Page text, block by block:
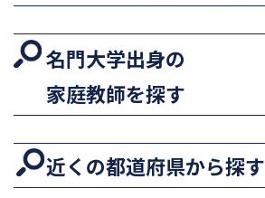
名門大学出身の
家庭教師を探す
近くの都道府県から探す